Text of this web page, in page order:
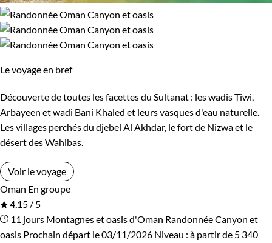
Le voyage en bref
Découverte de toutes les facettes du Sultanat : les wadis Tiwi,
Arbayeen et wadi Bani Khaled et leurs vasques d'eau naturelle.
Les villages perchés du djebel Al Akhdar, le fort de Nizwa et le
désert des Wahibas.
Voir le voyage
Oman En groupe
4,15 / 5
11 jours Montagnes et oasis d'Oman Randonnée Canyon et
oasis Prochain départ le 03/11/2026 Niveau : à partir de 5 340